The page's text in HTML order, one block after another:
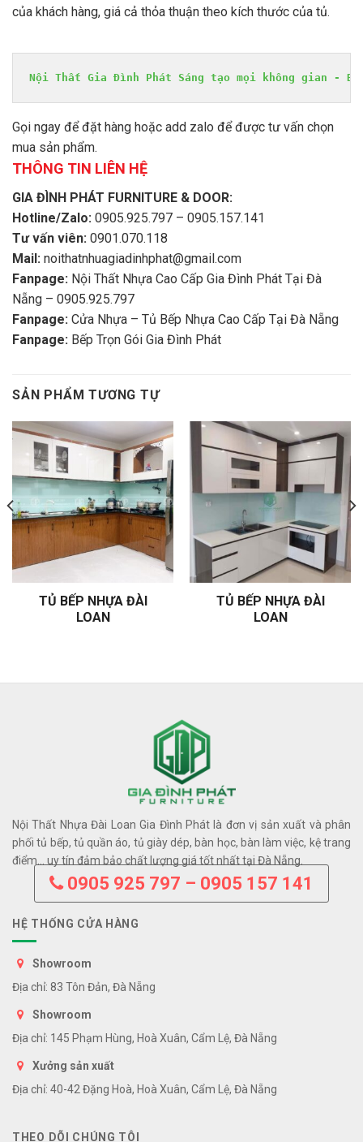
của khách hàng, giá cả thỏa thuận theo kích thước của tủ.
Nội Thất Gia Đình Phát Sáng tạo mọi không gian -
Gọi ngay để đặt hàng hoặc add zalo để được tư vấn chọn
mua sản phẩm.
THÔNG TIN LIÊN HỆ
GIA ĐÌNH PHÁT FURNITURE & DOOR:
Hotline/Zalo: 0905.925.797 – 0905.157.141
Tư vấn viên: 0901.070.118
Mail: noithatnhuagiadinhphat@gmail.com
Fanpage: Nội Thất Nhựa Cao Cấp Gia Đình Phát Tại Đà
Nẵng – 0905.925.797
Fanpage: Cửa Nhựa – Tủ Bếp Nhựa Cao Cấp Tại Đà Nẵng
Fanpage: Bếp Trọn Gói Gia Đình Phát
SẢN PHẨM TƯƠNG TỰ
TỦ BẾP NHỰA ĐÀI
LOAN
TỦ BẾP NHỰA ĐÀI
LOAN
Nội Thất Nhựa Đài Loan Gia Đình Phát là đơn vị sản xuất và phân
phối tủ bếp, tủ quần áo, tủ giày dép, bàn học, bàn làm việc, kệ trang
điểm… uy tín đảm bảo chất lượng giá tốt nhất tại Đà Nẵng.
0905 925 797 – 0905 157 141
HỆ THỐNG CỬA HÀNG
Showroom
Địa chỉ: 83 Tôn Đản, Đà Nẵng
Showroom
Địa chỉ: 145 Phạm Hùng, Hoà Xuân, Cẩm Lệ, Đà Nẵng
Xưởng sản xuất
Địa chỉ: 40-42 Đặng Hoà, Hoà Xuân, Cẩm Lệ, Đà Nẵng
THEO DÕI CHÚNG TÔI